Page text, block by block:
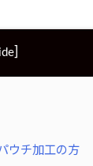
ウチ加工の方